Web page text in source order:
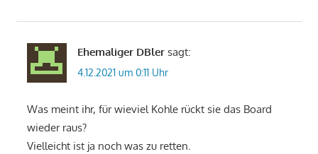
Ehemaliger DBler sagt:
4.12.2021 um 0:11 Uhr
Was meint ihr, für wieviel Kohle rückt sie das Board
wieder raus?
Vielleicht ist ja noch was zu retten.